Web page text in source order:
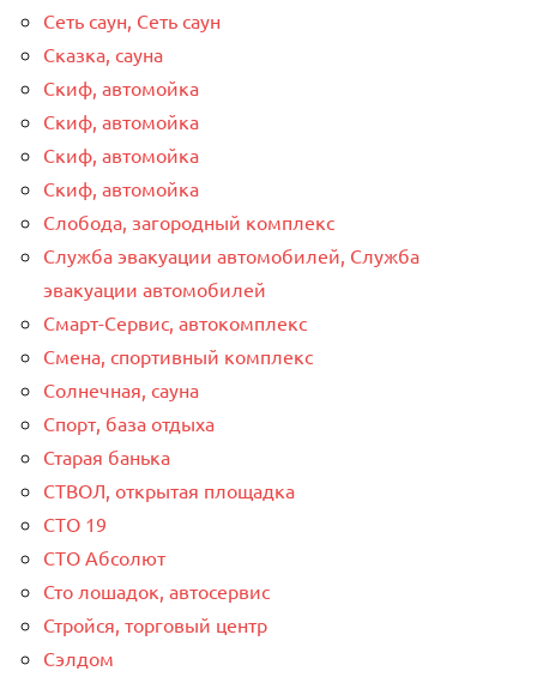
Сеть саун, Сеть саун
Сказка, сауна
Скиф, автомойка
Скиф, автомойка
Скиф, автомойка
Скиф, автомойка
Слобода, загородный комплекс
Служба эвакуации автомобилей, Служба
эвакуации автомобилей
Смарт-Сервис, автокомплекс
Смена, спортивный комплекс
Солнечная, сауна
Спорт, база отдыха
Старая банька
СТВОЛ, открытая площадка
СТО 19
СТО Абсолют
Сто лошадок, автосервис
Стройся, торговый центр
Сэлдом